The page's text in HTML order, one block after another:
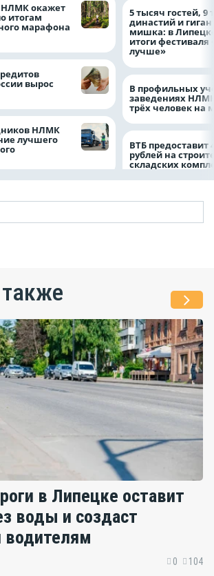
НЛМК окажет
итогам
марафона
вырос
НЛМК
лучшего
5 тысяч гостей, 9
династий и
мишка: в
итоги фестиваля
лучше»
В профильных
заведениях
трёх человек на
ВТБ предоставит
рублей на
складских
в Липецке оставит
воды и создаст
водителям
0 104